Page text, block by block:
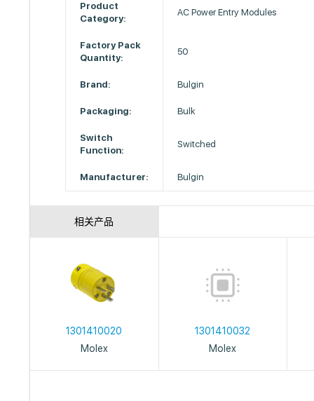
Product
Category:
AC Power Entry Modules
Factory Pack
Quantity:
50
Brand: Bulgin
Packaging: Bulk
Switch
Function:
Switched
Manufacturer: Bulgin
相关产品
1301410020
Molex
1301410032
Molex